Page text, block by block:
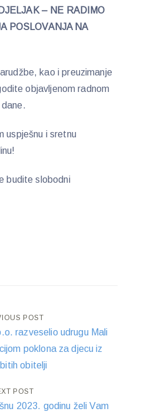
– NE RADIMO
POSLOVANJA NA
kao i preuzimanje
objavljenom radnom
uspješnu i sretnu
budite slobodni
POST
razveselio udrugu Mali
poklona za djecu iz
obitelji
POST
2023. godinu želi Vam